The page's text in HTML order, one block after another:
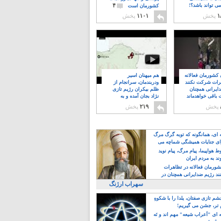
کشورمان است
۴
۱۱۰۱ پخش
تواند باشد؟!
پخش
هم میهنان اسیر
ودربندمان، سرانجام از
ظلم بیکران رژیم تازی
نژاد بجان آمده و به
۲۱۹ پخش
کشورمان فعالانه
شرکت نکنند
همچنان
باقی خواهدماند
پخش
ای، همانگونه که توبه گرگ مرگ
جنایات همیشگی شماچه می
هواپیما، پیام مرگ، پیام نوید
به مردم ایران
فعالانه در تظاهرات
رژیم ضدایرانی همچنان در
خواهدماند
سهراب ارژنگ
تازی صفتان، یلدا را با شکوهِ
تر، جشن می گیریم!
ای "اَعراب شیعه" مهم اند و نَه